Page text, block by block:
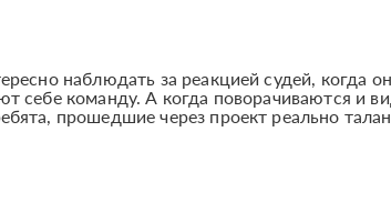
наблюдать за реакцией судей, когда
себе команду. А когда поворачиваются и
прошедшие через проект реально